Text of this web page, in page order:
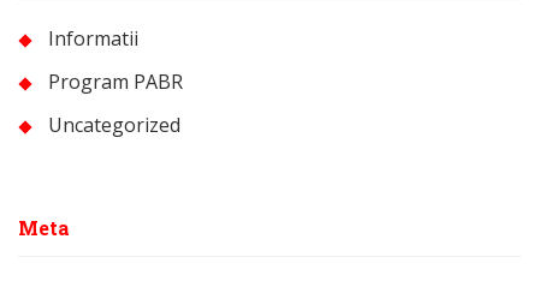
Informatii
Program PABR
Uncategorized
Meta